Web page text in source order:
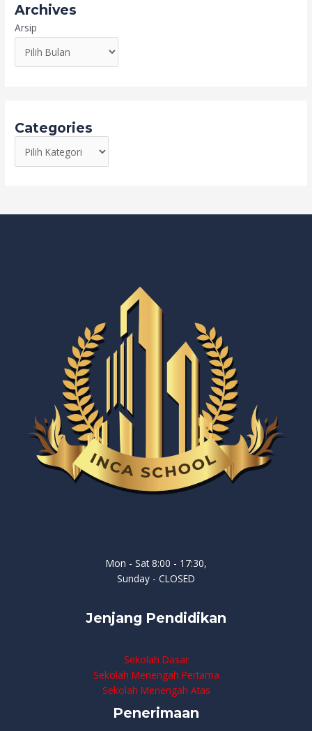
Archives
Arsip
Categories
Mon - Sat 8:00 - 17:30,
Sunday - CLOSED
Jenjang Pendidikan
Sekolah Dasar
Sekolah Menengah Pertama
Sekolah Menengah Atas
Penerimaan